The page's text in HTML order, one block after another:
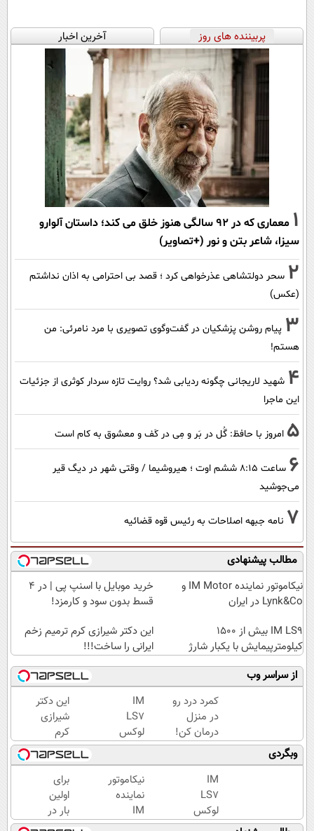
پربیننده های روز آخرین اخبار
1
معماری که در 92 سالگی هنوز خلق می کند؛ داستان آلوارو
سیزا، شاعر بتن و نور (+تصاویر)
2 سحر دولتشاهی عذرخواهی کرد ؛ قصد بی احترامی به اذان نداشتم
(عکس)
3 پیام روشن پزشکیان در گفت‌و‌گوی تصویری با مرد نامرئی: من
هستم!
4 شهید لاریجانی چگونه ردیابی شد؟ روایت تازه سردار کوثری از جزئیات
این ماجرا
5 امروز با حافظ: گُل در بَر و مِی در کَف و معشوق به کام است
6
ساعت ۸:۱۵ ششم اوت ؛ هیروشیما / وقتی شهر در دیگ قیر
می‌جوشید
7 نامه جبهه اصلاحات به رئیس قوه قضائیه
مطالب پیشنهادی
نیکاموتور نماینده IM Motor و
Lynk&Co در ایران
خرید موبایل با اسنپ پی | در ۴
قسط بدون سود و کارمزد!
IM LS9 بیش از 1500
کیلومترپیمایش با یکبار شارژ
این دکتر شیرازی کرم ترمیم زخم
ایرانی را ساخت!!!
از سراسر وب
کمرد درد رو
در منزل
درمان کن!
(◂فیلم +
پرسش‌نامه)
IM
LS7
لوکس
ترین
شاسی
بلند
برقی
ایران
این دکتر
شیرازی
کرم
ترمیم
زخم
ایرانی را
ساخت!!!
وبگردی
IM
LS7
لوکس
ترین
نیکاموتور
نماینده
IM
Motor و
برای
اولین
بار در
ایران